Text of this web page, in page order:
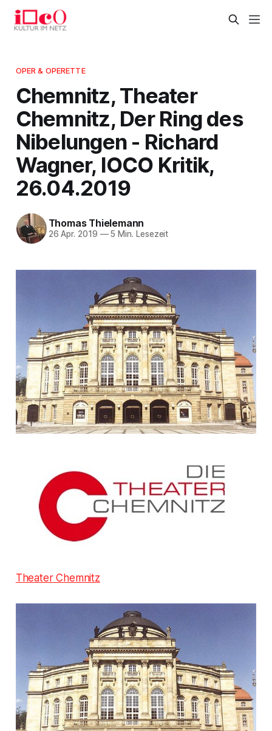
OPER & OPERETTE
Chemnitz, Theater
Chemnitz, Der Ring des
Nibelungen - Richard
Wagner, IOCO Kritik,
26.04.2019
Thomas Thielemann
26 Apr. 2019 —5 Min. Lesezeit
Theater Chemnitz